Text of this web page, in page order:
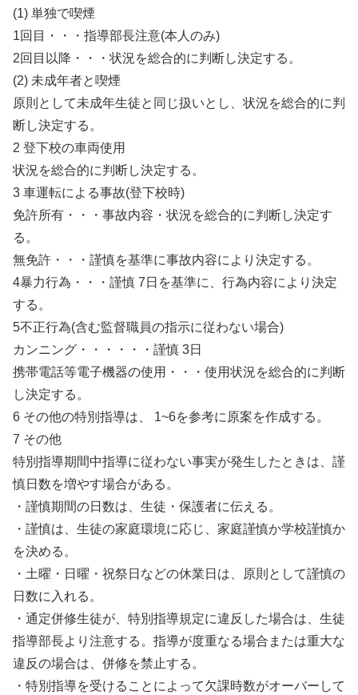
(1) 単独で喫煙
1回目・・・指導部長注意(本人のみ)
2回目以降・・・状況を総合的に判断し決定する。
(2) 未成年者と喫煙
原則として未成年生徒と同じ扱いとし、状況を総合的に判
断し決定する。
2 登下校の車両使用
状況を総合的に判断し決定する。
3 車運転による事故(登下校時)
免許所有・・・事故内容・状況を総合的に判断し決定す
る。
無免許・・・謹慎を基準に事故内容により決定する。
4暴力行為・・・謹慎 7日を基準に、行為内容により決定
する。
5不正行為(含む監督職員の指示に従わない場合)
カンニング・・・・・・謹慎 3日
携帯電話等電子機器の使用・・・使用状況を総合的に判断
し決定する。
6 その他の特別指導は、 1~6を参考に原案を作成する。
7 その他
特別指導期間中指導に従わない事実が発生したときは、謹
慎日数を増やす場合がある。
・謹慎期間の日数は、生徒・保護者に伝える。
・謹慎は、生徒の家庭環境に応じ、家庭謹慎か学校謹慎か
を決める。
・土曜・日曜・祝祭日などの休業日は、原則として謹慎の
日数に入れる。
・通定併修生徒が、特別指導規定に違反した場合は、生徒
指導部長より注意する。指導が度重なる場合または重大な
違反の場合は、併修を禁止する。
・特別指導を受けることによって欠課時数がオーバーして